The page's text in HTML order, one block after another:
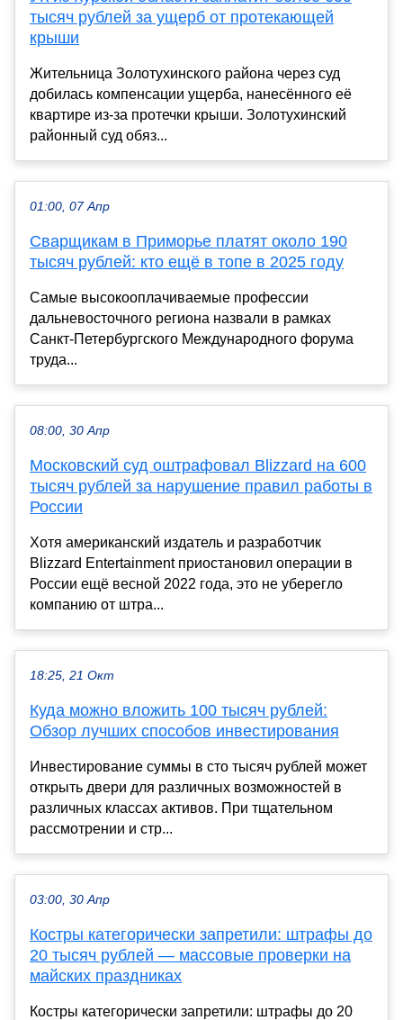
тысяч рублей за ущерб от протекающей
крыши
Жительница Золотухинского района через суд
добилась компенсации ущерба, нанесённого её
квартире из-за протечки крыши. Золотухинский
районный суд обяз...
01:00, 07 Апр
Сварщикам в Приморье платят около 190
тысяч рублей: кто ещё в топе в 2025 году
Самые высокооплачиваемые профессии
дальневосточного региона назвали в рамках
Санкт-Петербургского Международного форума
труда...
08:00, 30 Апр
Московский суд оштрафовал Blizzard на 600
тысяч рублей за нарушение правил работы в
России
Хотя американский издатель и разработчик
Blizzard Entertainment приостановил операции в
России ещё весной 2022 года, это не уберегло
компанию от штра...
18:25, 21 Окт
Куда можно вложить 100 тысяч рублей:
Обзор лучших способов инвестирования
Инвестирование суммы в сто тысяч рублей может
открыть двери для различных возможностей в
различных классах активов. При тщательном
рассмотрении и стр...
03:00, 30 Апр
Костры категорически запретили: штрафы до
20 тысяч рублей — массовые проверки на
майских праздниках
Костры категорически запретили: штрафы до 20